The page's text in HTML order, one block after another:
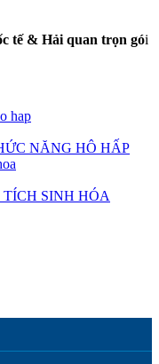
tế & Hải quan trọn gói
NĂNG HÔ HẤP
SINH HÓA